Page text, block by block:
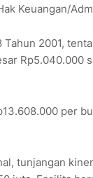
Keuangan/
2001,
Rp5.040.000
per
tunjangan